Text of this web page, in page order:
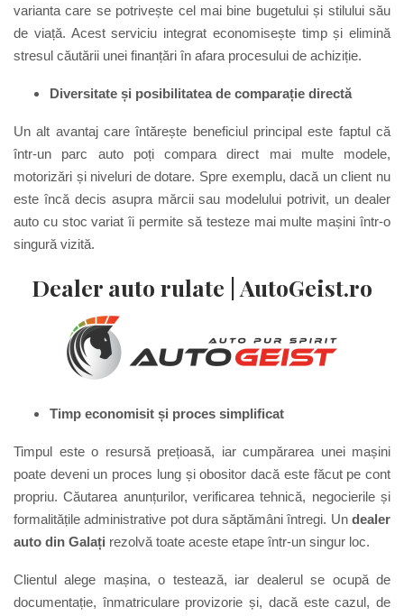
varianta care se potrivește cel mai bine bugetului și stilului său
de viață. Acest serviciu integrat economisește timp și elimină
stresul căutării unei finanțări în afara procesului de achiziție.
Diversitate și posibilitatea de comparație directă
Un alt avantaj care întărește beneficiul principal este faptul că
într-un parc auto poți compara direct mai multe modele,
motorizări și niveluri de dotare. Spre exemplu, dacă un client nu
este încă decis asupra mărcii sau modelului potrivit, un dealer
auto cu stoc variat îi permite să testeze mai multe mașini într-o
singură vizită.
Dealer auto rulate | AutoGeist.ro
Timp economisit și proces simplificat
Timpul este o resursă prețioasă, iar cumpărarea unei mașini
poate deveni un proces lung și obositor dacă este făcut pe cont
propriu. Căutarea anunțurilor, verificarea tehnică, negocierile și
formalitățile administrative pot dura săptămâni întregi. Un dealer
auto din Galați rezolvă toate aceste etape într-un singur loc.
Clientul alege mașina, o testează, iar dealerul se ocupă de
documentație, înmatriculare provizorie și, dacă este cazul, de